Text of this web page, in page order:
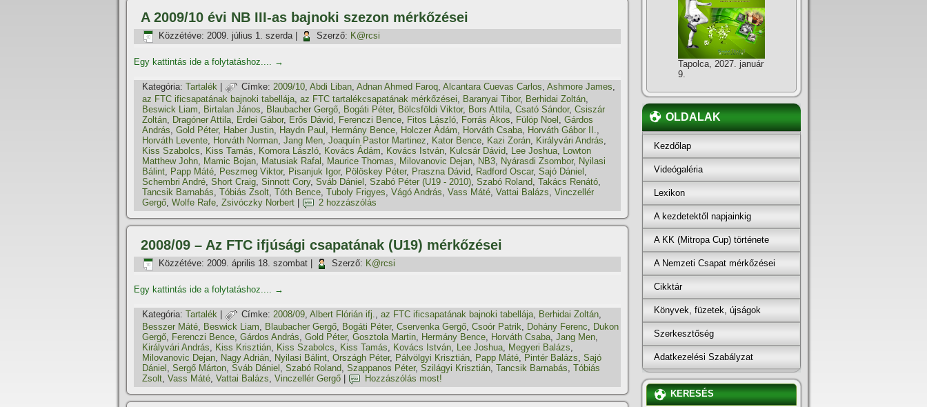
A 2009/10 évi NB III-as bajnoki szezon mérkőzései
Közzétéve: 2009. július 1. szerda| Szerző: K@rcsi
Egy kattintás ide a folytatáshoz.... →
Kategória: Tartalék Címke: 2009/10, Abdi Liban, Adnan Ahmed Faroq, Alcantara Cuevas Carlos, Ashmore James,
az FTC ificsapatának bajnoki tabellája, az FTC tartalékcsapatának mérkőzései, Baranyai Tibor, Berhidai Zoltán,
Beswick Liam, Birtalan János, Blaubacher Gergő, Bogáti Péter, Bölcsföldi Viktor, Bors Attila, Csató Sándor, Csiszár
Zoltán, Dragóner Attila, Erdei Gábor, Erős Dávid, Ferenczi Bence, Fitos László, Forrás Ákos, Fülöp Noel , Gárdos
András, Gold Péter, Haber Justin, Haydn Paul , Hermány Bence, Holczer Ádám, Horváth Csaba, Horváth Gábor II.,
Horváth Levente, Horváth Norman, Jang Men, Joaquí­n Pastor Martinez, Kator Bence, Kazi Zorán, Királyvári András,
Kiss Szabolcs, Kiss Tamás, Komora László, Kovács Ádám, Kovács István, Kulcsár Dávid, Lee Joshua, Lowton
Matthew John, Mamic Bojan, Matusiak Rafal , Maurice Thomas, Milovanovic Dejan, NB3, Nyárasdi Zsombor, Nyilasi
Bálint, Papp Máté, Peszmeg Viktor, Pisanjuk Igor, Pölöskey Péter, Praszna Dávid, Radford Oscar, Sajó Dániel ,
Schembri André, Short Craig, Sinnott Cory, Sváb Dániel , Szabó Péter (U19 - 2010), Szabó Roland, Takács Renátó,
Tancsik Barnabás, Tóbiás Zsolt, Tóth Bence, Tuboly Frigyes, Vágó András, Vass Máté, Vattai Balázs, Vinczellér
Gergő, Wolfe Rafe, Zsivóczky Norbert 2 hozzászólás
2008/09 – Az FTC ifjúsági csapatának (U19) mérkőzései
Közzétéve: 2009. április 18. szombat Szerző: K@rcsi
Egy kattintás ide a folytatáshoz.... →
Kategória: Tartalék Címke: 2008/09, Albert Flórián ifj., az FTC ificsapatának bajnoki tabellája, Berhidai Zoltán,
Besszer Máté, Beswick Liam, Blaubacher Gergő, Bogáti Péter, Cservenka Gergő, Csoór Patrik, Dohány Ferenc, Dukon
Gergő, Ferenczi Bence, Gárdos András, Gold Péter, Gosztola Martin, Hermány Bence, Horváth Csaba, Jang Men,
Királyvári András, Kiss Krisztián, Kiss Szabolcs, Kiss Tamás, Kovács István, Lee Joshua, Megyeri Balázs,
Milovanovic Dejan, Nagy Adrián, Nyilasi Bálint, Országh Péter, Pálvölgyi Krisztián, Papp Máté, Pintér Balázs, Sajó
Dániel , Sergő Márton, Sváb Dániel , Szabó Roland, Szappanos Péter, Szilágyi Krisztián, Tancsik Barnabás, Tóbiás
Zsolt, Vass Máté, Vattai Balázs, Vinczellér Gergő Hozzászólás most!
Tapolca, 2027. január
9.
OLDALAK
Kezdőlap
Videógaléria
Lexikon
A kezdetektől napjainkig
A KK (Mitropa Cup) története
A Nemzeti Csapat mérkőzései
Cikktár
Könyvek, füzetek, újságok
Szerkesztőség
Adatkezelési Szabályzat
KERESÉS